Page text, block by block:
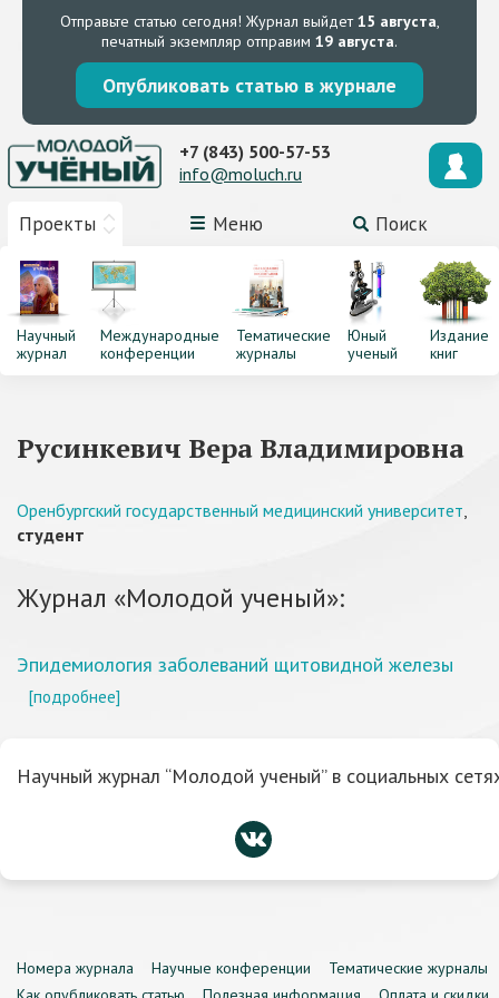
Отправьте статью сегодня! Журнал выйдет15 августа,
печатный экземпляр отправим 19 августа.
Опубликовать статью в журнале
Проекты Меню Поиск
+7 (843) 500-57-53
info@moluch.ru
Научный
журнал
Международные
конференции
Тематические
журналы
Юный
ученый
Издание
книг
Русинкевич Вера Владимировна
Оренбургский государственный медицинский университет,
студент
Журнал «Молодой ученый»:
Эпидемиология заболеваний щитовидной железы
[подробнее]
Научный журнал “Молодой ученый” в социальных
Номера журнала Научные конференции
Тематические журналы